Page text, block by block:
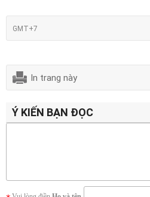
GMT+7
In trang này
Ý KIẾN BẠN ĐỌC